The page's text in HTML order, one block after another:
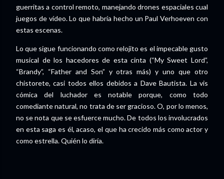
guerritas a control remoto, manejando drones espaciales cual
juegos de vídeo. Lo que habría hecho un Paul Verhoeven con
estas escenas.
Lo que sigue funcionando como relojito es el impecable gusto
musical de los hacedores de esta cinta (“My Sweet Lord”,
“Brandy”, “Father and Son” y otras más) y uno que otro
chistorete, casi todos ellos debidos a Dave Bautista. La vis
cómica del luchador es notable porque, como todo
comediante natural, no trata de ser gracioso. O, por lo menos,
no se nota que se esfuerce mucho. De todos los involucrados
en esta saga es él, acaso, el que ha crecido más como actor y
como estrella. Quién lo diría.